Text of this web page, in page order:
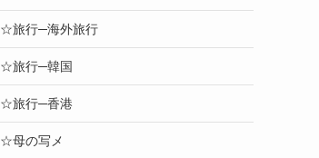
☆旅行─海外旅行
☆旅行─韓国
☆旅行─香港
☆母の写メ